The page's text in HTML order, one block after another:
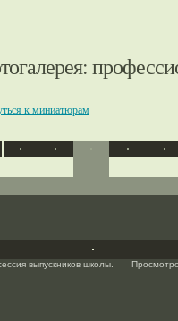
:
к миниатюрам
выпускников школы.